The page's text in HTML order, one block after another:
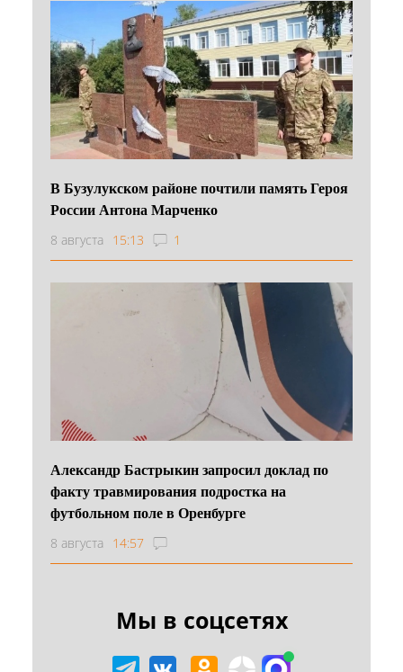
В Бузулукском районе почтили память Героя
России Антона Марченко
8 августа 15:13 1
Александр Бастрыкин запросил доклад по
факту травмирования подростка на
футбольном поле в Оренбурге
8 августа 14:57
Мы в соцсетях